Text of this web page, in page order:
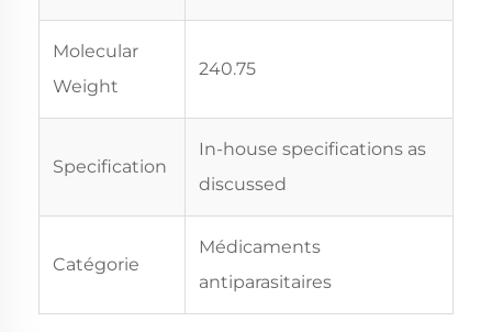
Molecular
Weight
240.75
Specification
In-house specifications as
discussed
Catégorie
Médicaments
antiparasitaires